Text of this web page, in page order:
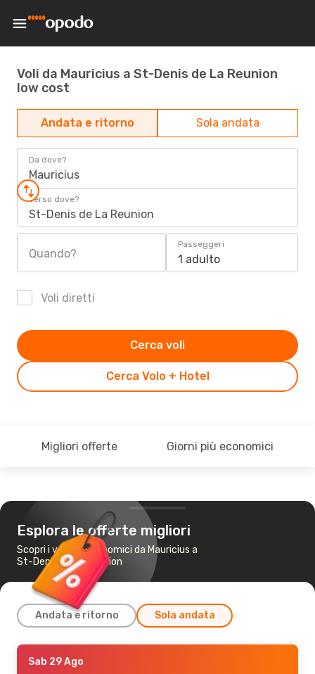
Voli da Mauricius a St-Denis de La Reunion
low cost
Andata e ritorno Sola andata
Da dove?
Mauricius
Verso dove?
St-Denis de La Reunion
Quando?
Passeggeri
1 adulto
Voli diretti
Cerca Volo + Hotel
Cerca voli
Migliori offerte Giorni più economici
Esplora le offerte migliori
Scopri i voli più economici da Mauricius a
St-Denis de La Reunion
Andata e ritorno Sola andata
Gio 27 Ago- Gio 3 Set
Sab 29 Ago